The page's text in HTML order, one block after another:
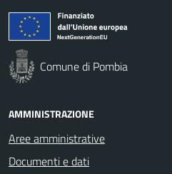
Comune di Pombia
AMMINISTRAZIONE
Aree amministrative
Documenti e dati